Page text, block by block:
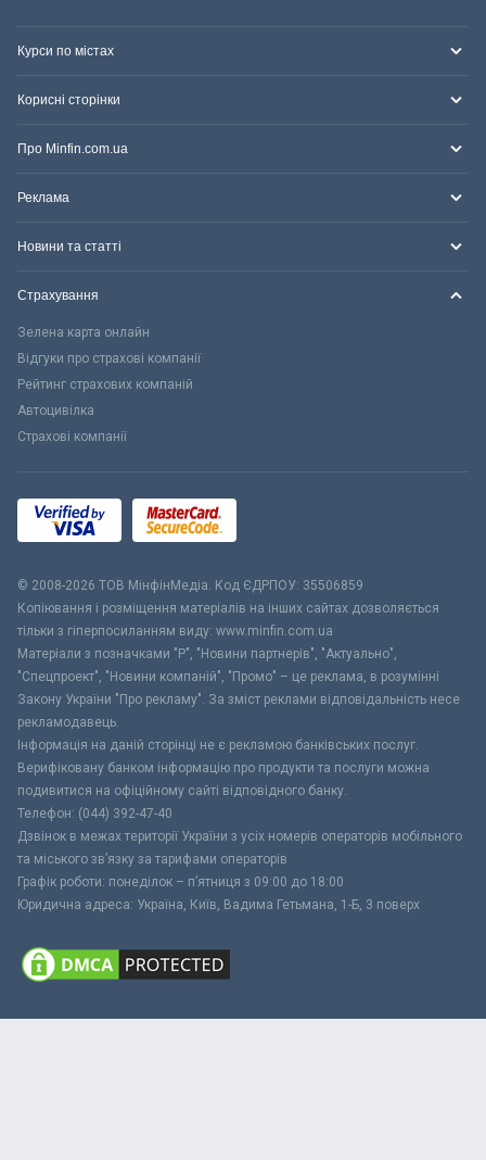
Курси по містах
Корисні сторінки
Про Minfin.com.ua
Реклама
Новини та статті
Страхування
Зелена карта онлайн
Відгуки про страхові компанії
Рейтинг страхових компаній
Автоцивілка
Страхові компанії
© 2008-2026 ТОВ МiнфiнМедiа. Код ЄДРПОУ: 35506859
Копіювання і розміщення матеріалів на інших сайтах дозволяється
тільки з гіперпосиланням виду: www.minfin.com.ua
Матеріали з позначками "Р", "Новини партнерів", "Актуально",
"Спецпроект", "Новини компаній", "Промо" – це реклама, в розумінні
Закону України "Про рекламу". За зміст реклами відповідальність несе
рекламодавець.
Інформація на даній сторінці не є рекламою банківських послуг.
Верифіковану банком інформацію про продукти та послуги можна
подивитися на офіційному сайті відповідного банку.
Телефон: (044) 392-47-40
Дзвінок в межах території України з усіх номерів операторів мобільного
та міського зв’язку за тарифами операторів
Графік роботи: понеділок – п’ятниця з 09:00 до 18:00
Юридична адреса: Україна, Київ, Вадима Гетьмана, 1-Б, 3 поверх